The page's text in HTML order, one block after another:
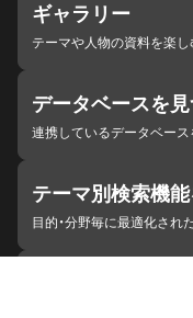
ギャラリー
テーマや人物の資料を楽し
データベースを
連携しているデータベース
テーマ別検索機能
目的・分野毎に最適化され